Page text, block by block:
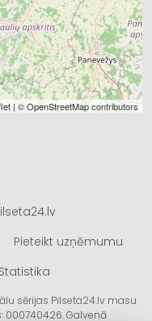
| ©OpenStreetMapcontributors
Pieteikt uzņēmumu
Statistika
sērijas Pilseta24.lv masu
000740426. Galvenā